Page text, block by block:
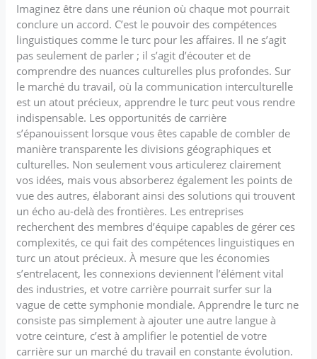
Imaginez être dans une réunion où chaque mot pourrait
conclure un accord. C’est le pouvoir des compétences
linguistiques comme le turc pour les affaires. Il ne s’agit
pas seulement de parler ; il s’agit d’écouter et de
comprendre des nuances culturelles plus profondes. Sur
le marché du travail, où la communication interculturelle
est un atout précieux, apprendre le turc peut vous rendre
indispensable. Les opportunités de carrière
s’épanouissent lorsque vous êtes capable de combler de
manière transparente les divisions géographiques et
culturelles. Non seulement vous articulerez clairement
vos idées, mais vous absorberez également les points de
vue des autres, élaborant ainsi des solutions qui trouvent
un écho au-delà des frontières. Les entreprises
recherchent des membres d’équipe capables de gérer ces
complexités, ce qui fait des compétences linguistiques en
turc un atout précieux. À mesure que les économies
s’entrelacent, les connexions deviennent l’élément vital
des industries, et votre carrière pourrait surfer sur la
vague de cette symphonie mondiale. Apprendre le turc ne
consiste pas simplement à ajouter une autre langue à
votre ceinture, c’est à amplifier le potentiel de votre
carrière sur un marché du travail en constante évolution.